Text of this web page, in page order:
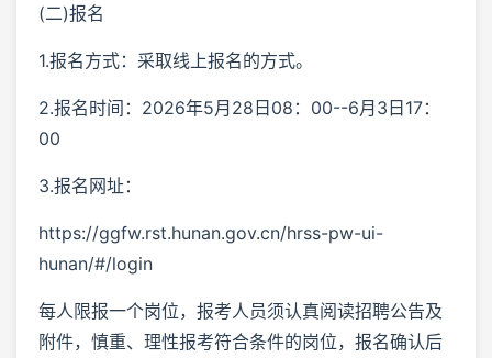
(二)报名
1.报名方式：采取线上报名的方式。
2.报名时间：2026年5月28日08：00--6月3日17：
00
3.报名网址：
https://ggfw.rst.hunan.gov.cn/hrss-pw-ui-
hunan/#/login
每人限报一个岗位，报考人员须认真阅读招聘公告及
附件，慎重、理性报考符合条件的岗位，报名确认后